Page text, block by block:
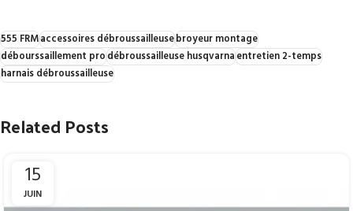
555 FRMaccessoires débroussailleusebroyeur montage
débourssaillement prodébroussailleuse husqvarnaentretien 2-temps
harnais débroussailleuse
Related Posts
15
JUIN